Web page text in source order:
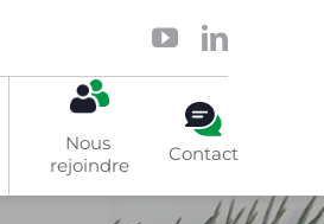
Nous
rejoindre
Contact